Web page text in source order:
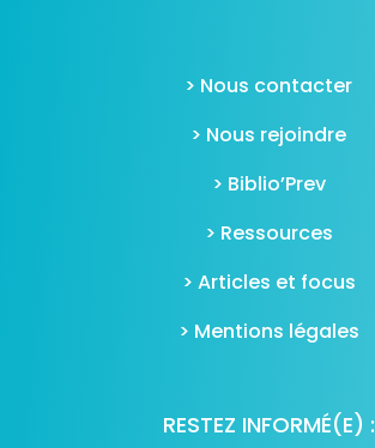
> Nous contacter
> Nous rejoindre
> Biblio’Prev
> Ressources
> Articles et focus
> Mentions légales
RESTEZ INFORMÉ(E) :